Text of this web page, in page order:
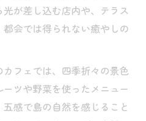
が差し込む店内や、テラス
会では得られない癒やしの
フェでは、四季折々の景色
ツや野菜を使ったメニュー
感で島の自然を感じること